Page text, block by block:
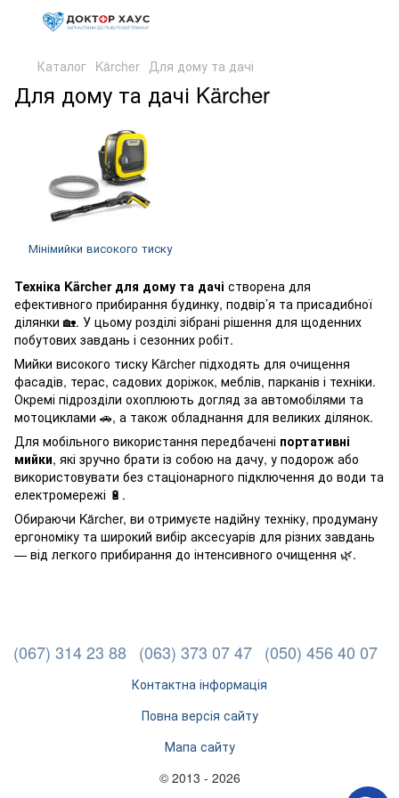
Каталог Kärcher Для дому та дачі
Для дому та дачі Kärcher
Техніка Kärcher для дому та дачі створена для
ефективного прибирання будинку, подвір’я та присадибної
ділянки 🏡. У цьому розділі зібрані рішення для щоденних
побутових завдань і сезонних робіт.
Мийки високого тиску Kärcher підходять для очищення
фасадів, терас, садових доріжок, меблів, парканів і техніки.
Окремі підрозділи охоплюють догляд за автомобілями та
мотоциклами 🚗, а також обладнання для великих ділянок.
Для мобільного використання передбачені портативні
мийки, які зручно брати із собою на дачу, у подорож або
використовувати без стаціонарного підключення до води та
електромережі 🔋.
Обираючи Kärcher, ви отримуєте надійну техніку, продуману
ергономіку та широкий вибір аксесуарів для різних завдань
— від легкого прибирання до інтенсивного очищення 🌿.
Мінімийки високого тиску
(067) 314 23 88 (063) 373 07 47 (050) 456 40 07
Контактна інформація
Повна версія сайту
Мапа сайту
© 2013 - 2026